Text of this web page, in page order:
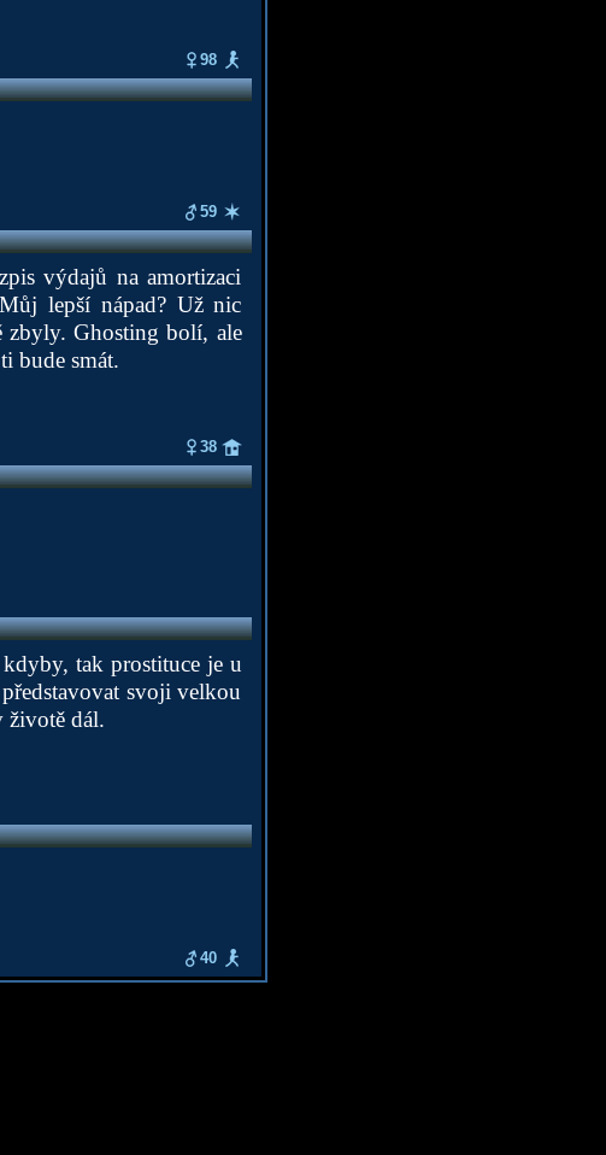
98
59
výdajů na amortizaci
lepší nápad? Už nic
zbyly. Ghosting bolí, ale
bude smát.
38
tak prostituce je u
svoji velkou
životě dál.
40